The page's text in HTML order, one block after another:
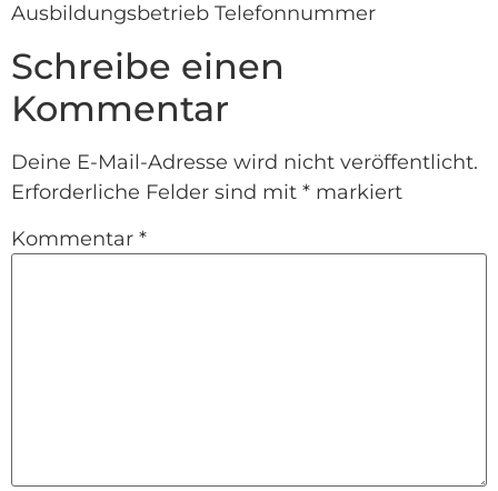
Ausbildungsbetrieb Telefonnummer
Schreibe einen
Kommentar
Deine E-Mail-Adresse wird nicht veröffentlicht.
Erforderliche Felder sind mit * markiert
Kommentar *